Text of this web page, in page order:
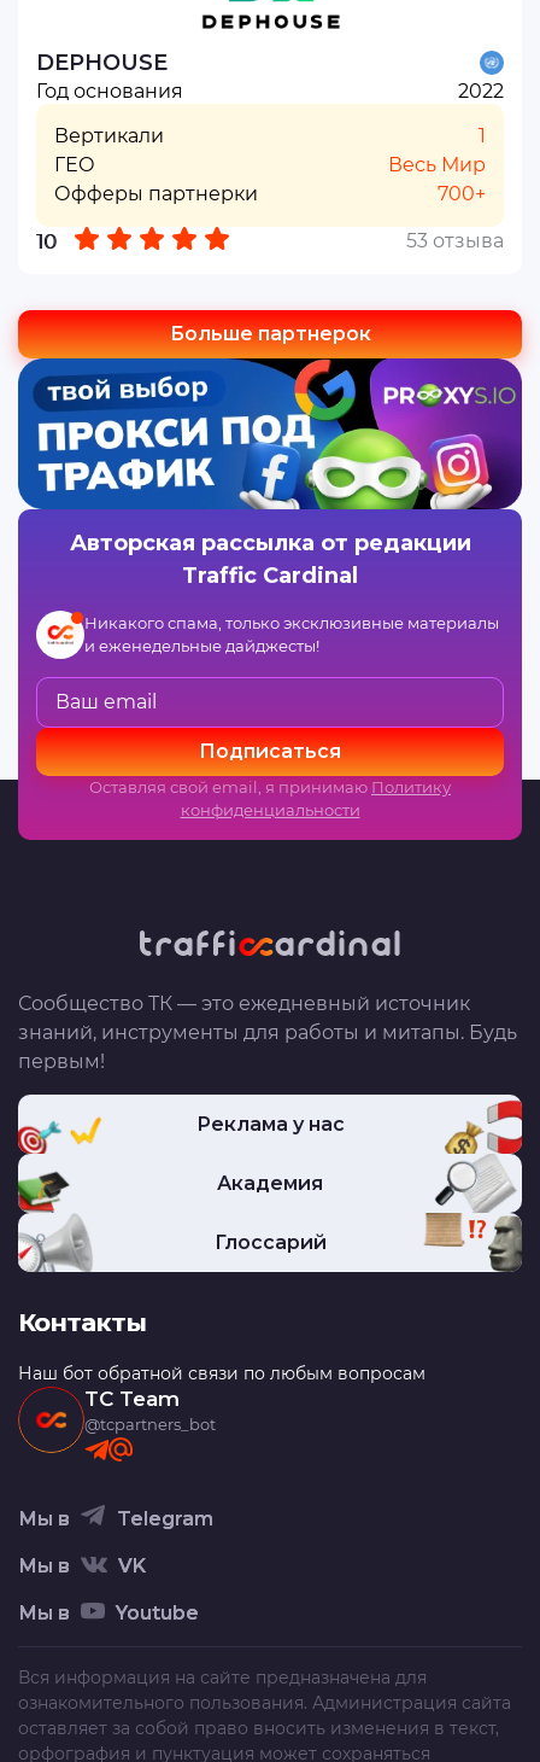
DEPHOUSE
Год основания
2022
Вертикали
1
ГЕО
Весь Мир
Офферы партнерки
700+
10 53 отзыва
Больше партнерок
Авторская рассылка от редакции
Traffic Cardinal
Никакого спама, только эксклюзивные материалы
и еженедельные дайджесты!
Подписаться
Оставляя свой email, я принимаю Политику
конфиденциальности
Сообщество ТК — это ежедневный источник
знаний, инструменты для работы и митапы. Будь
первым!
Реклама у нас
Академия
Глоссарий
Контакты
Наш бот обратной связи по любым вопросам
TC Team
@tcpartners_bot
Мы в Telegram
Мы в VK
Мы в Youtube
Вся информация на сайте предназначена для
ознакомительного пользования. Администрация сайта
оставляет за собой право вносить изменения в текст,
орфография и пунктуация может сохраняться